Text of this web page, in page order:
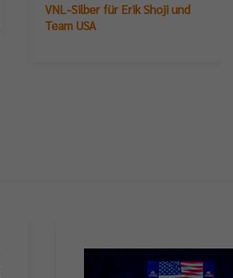
VNL-Silber für Erik Shoji und
Team USA